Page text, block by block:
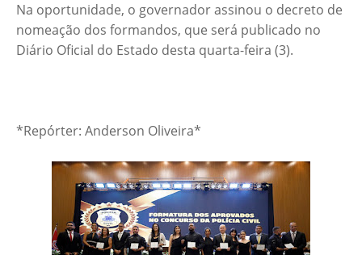
Na oportunidade, o governador assinou o decreto de
nomeação dos formandos, que será publicado no
Diário Oficial do Estado desta quarta-feira (3).
*Repórter: Anderson Oliveira*